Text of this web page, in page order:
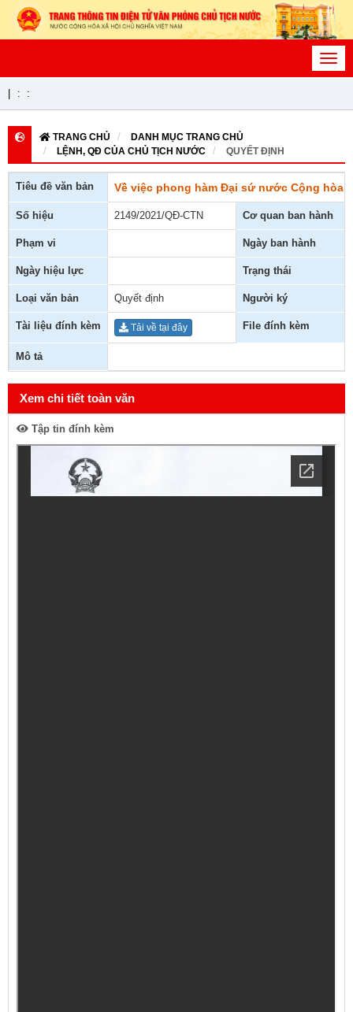
: :
TRANG CHỦ
DANH MỤC TRANG CHỦ
LỆNH, QĐ CỦA CHỦ TỊCH NƯỚC
QUYẾT ĐỊNH
Tiêu đề văn bản Về việc phong hàm Đại sứ nước Cộng hòa
Số hiệu 2149/2021/QĐ-CTN Cơ quan ban hành
Phạm vi Ngày ban hành
Ngày hiệu lực Trạng thái
Loại văn bản Quyết định Người ký
Tài liệu đính kèm Tải về tại đây File đính kèm
Mô tả
Xem chi tiết toàn văn
Tập tin đính kèm